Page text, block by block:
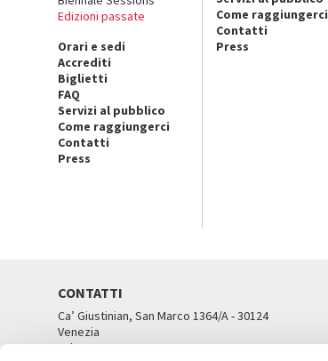
Edizioni passate
Orari e sedi
Accrediti
Biglietti
FAQ
Servizi al pubblico
Come raggiungerci
Contatti
Press
Come raggiungerci
Contatti
Press
CONTATTI
Ca’ Giustinian, San Marco 1364/A - 30124
Venezia
Tel. 041 5218711